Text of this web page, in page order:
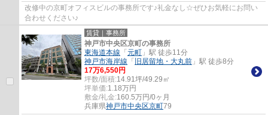
改修中の京町オフィスビルの事務所です♪礼金なし☆ぜひお気軽にお問い
合わせください♪
賃貸｜事務所
神戸市中央区京町の事務所
東海道本線 「 元町 」駅 徒歩11分
神戸市海岸線 「 旧居留地・大丸前 」駅 徒歩8分
17万6,550円
坪数/面積:14.91坪/49.29㎡
坪単価:1.18万円
敷金/礼金:160.5万円/0ヶ月
兵庫県神戸市中央区京町79